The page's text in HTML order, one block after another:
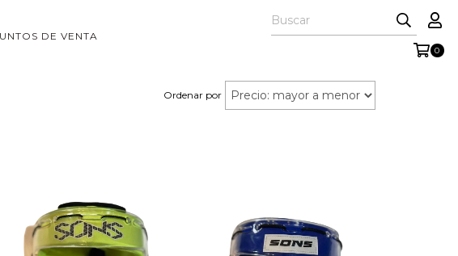
DE VENTA
0
Ordenar por